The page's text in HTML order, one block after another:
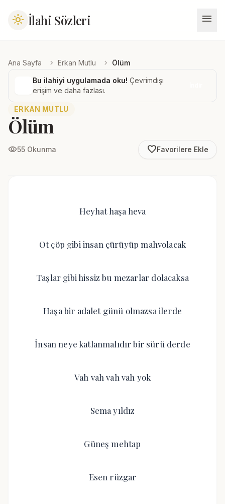
light_mode İlahi Sözleri menu
Ana Sayfa chevron_right Erkan Mutlu chevron_right Ölüm
Bu ilahiyi uygulamada oku! Çevrimdışı
erişim ve daha fazlası.
ERKAN MUTLU
Ölüm
visibility55 Okunma favorite_borderFavorilere Ekle
Heyhat haşa heva
Ot çöp gibi insan çürüyüp mahvolacak
Taşlar gibi hissiz bu mezarlar dolacaksa
Haşa bir adalet günü olmazsa ilerde
İnsan neye katlanmalıdır bir sürü derde
Vah vah vah vah yok
Sema yıldız
Güneş mehtap
Esen rüzgar